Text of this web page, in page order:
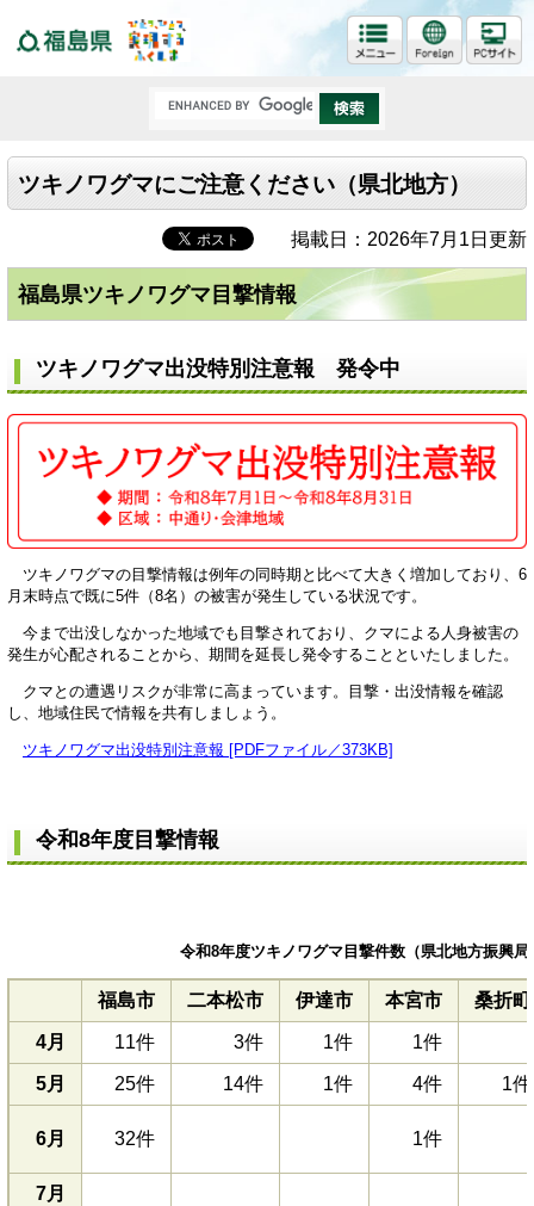
ツキノワグマにご注意ください（県北地方）
掲載日：2026年7月1日更新
福島県ツキノワグマ目撃情報
ツキノワグマ出没特別注意報 発令中
ツキノワグマの目撃情報は例年の同時期と比べて大きく増加しており、6
月末時点で既に5件（8名）の被害が発生している状況です。
今まで出没しなかった地域でも目撃されており、クマによる人身被害の
発生が心配されることから、期間を延長し発令することといたしました。
クマとの遭遇リスクが非常に高まっています。目撃・出没情報を確認
し、地域住民で情報を共有しましょう。
ツキノワグマ出没特別注意報 [PDFファイル／373KB]
令和8年度目撃情報
令和8年度ツキノワグマ目撃件数（県北地方振興
福島市 二本松市 伊達市 本宮市 桑折町
4月 11件 3件 1件 1件
5月 25件 14件 1件 4件 1件
6月 32件 1件
7月